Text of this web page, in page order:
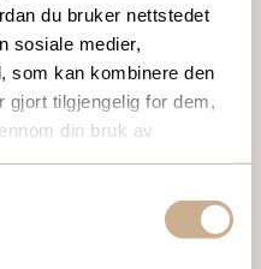
du bruker nettstedet
sosiale medier,
som kan kombinere den
tilgjengelig for dem,
din bruk av
traume, kirurgi, hospital